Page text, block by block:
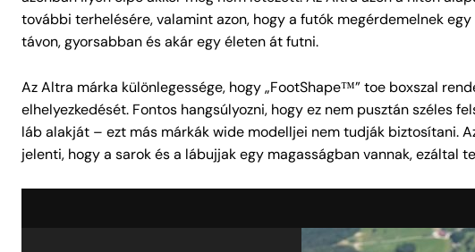
további terhelésére, valamint azon, hogy a futók megérdemelnek
távon, gyorsabban és akár egy életen át futni.
Az Altra márka különlegessége, hogy „FootShape™” toe boxszal
elhelyezkedését. Fontos hangsúlyozni, hogy ez nem pusztán széles
láb alakját – ezt más márkák wide modelljei nem tudják biztosítani.
jelenti, hogy a sarok és a lábujjak egy magasságban vannak, ezáltal